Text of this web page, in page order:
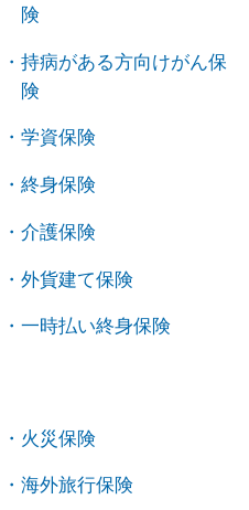
険
持病がある方向けがん保
険
学資保険
終身保険
介護保険
外貨建て保険
一時払い終身保険
火災保険
海外旅行保険